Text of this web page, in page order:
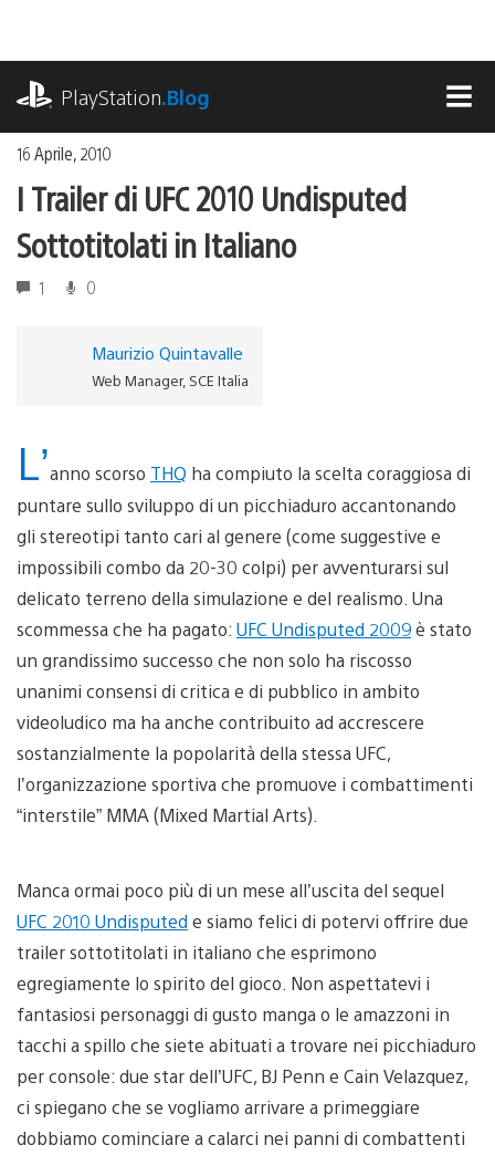
contenuto
PlayStation.Blog
16 Aprile, 2010
I Trailer di UFC 2010 Undisputed
Sottotitolati in Italiano
1 0
Maurizio Quintavalle
Web Manager, SCE Italia
L’anno scorso THQ ha compiuto la scelta coraggiosa di
puntare sullo sviluppo di un picchiaduro accantonando
gli stereotipi tanto cari al genere (come suggestive e
impossibili combo da 20-30 colpi) per avventurarsi sul
delicato terreno della simulazione e del realismo. Una
scommessa che ha pagato: UFC Undisputed 2009è stato
un grandissimo successo che non solo ha riscosso
unanimi consensi di critica e di pubblico in ambito
videoludico ma ha anche contribuito ad accrescere
sostanzialmente la popolarità della stessa UFC,
l’organizzazione sportiva che promuove i combattimenti
“interstile” MMA (Mixed Martial Arts).
Manca ormai poco più di un mese all’uscita del sequel
UFC 2010 Undisputed e siamo felici di potervi offrire due
trailer sottotitolati in italiano che esprimono
egregiamente lo spirito del gioco. Non aspettatevi i
fantasiosi personaggi di gusto manga o le amazzoni in
tacchi a spillo che siete abituati a trovare nei picchiaduro
per console: due star dell’UFC, BJ Penn e Cain Velazquez,
ci spiegano che se vogliamo arrivare a primeggiare
dobbiamo cominciare a calarci nei panni di combattenti